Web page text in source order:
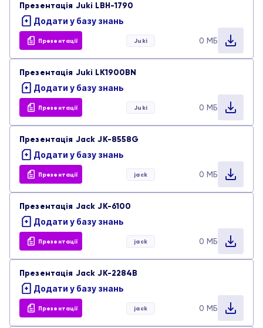
Обладнання для волого-теплової обробки
Плотери та принтери
Промислові швейні машини
Розкрійне обладнання
Стьобальне обладнання
Інструкції
Парт-листи
Презентації
Тести
Презентація Juki LBH-1790
Додати у базу знань
Презентації Juki 0 МБ
Презентація Juki LK1900BN
Додати у базу знань
Презентації Juki 0 МБ
Презентація Jack JK-8558G
Додати у базу знань
Презентації jack 0 МБ
Презентація Jack JK-6100
Додати у базу знань
Презентації jack 0 МБ
Презентація Jack JK-2284B
Додати у базу знань
Презентації jack 0 МБ